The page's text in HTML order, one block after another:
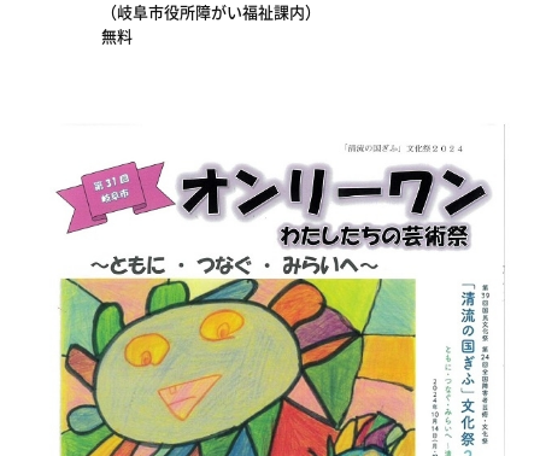
（岐阜市役所障がい福祉課内）
無料